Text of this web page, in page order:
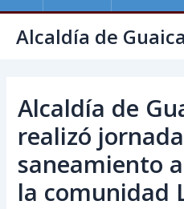
Alcaldía de
Alcaldía de
realizó
saneamiento
la comunidad
de